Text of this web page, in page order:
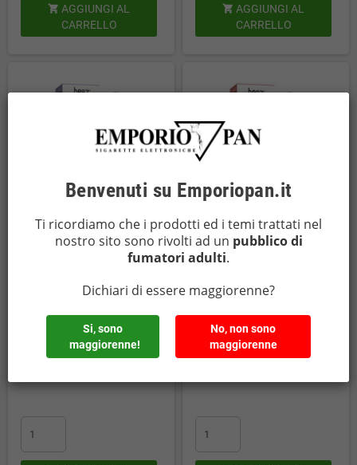
 AGGIUNGI AL
CARRELLO
 AGGIUNGI AL
CARRELLO
Dreamods - Dreep - VIOLET
0mg/ml - Liquido pronto 10ml
Dreamods - Dreep - ZINNIA RED
0mg/ml - Liquido pronto 10ml
5,50 €
Benvenuti su Emporiopan.it
Ti ricordiamo che i prodotti ed i temi trattati nel
nostro sito sono rivolti ad un pubblico di
fumatori adulti.
Dichiari di essere maggiorenne?
Si, sono
maggiorenne!
No, non sono
maggiorenne